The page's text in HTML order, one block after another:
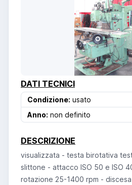
DATI TECNICI
Condizione: usato
Anno: non definito
DESCRIZIONE
visualizzata - testa birotativa
slittone - attacco ISO 50 e ISO
rotazione 25-1400 rpm -